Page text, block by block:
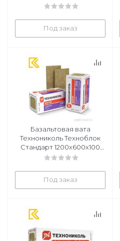
плит в уп
Под заказ
Базальтовая вата
Технониколь Техноблок
Стандарт 1200х600х100
мм 4 плиты в уп
Под заказ